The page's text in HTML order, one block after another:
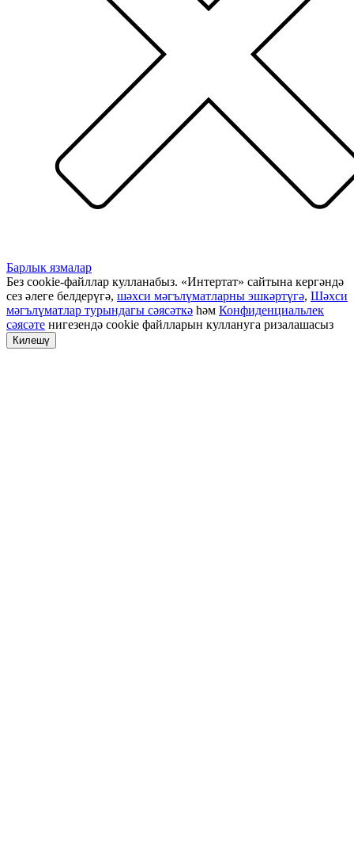
Барлык язмалар
Без cookie-файллар кулланабыз. «Интертат» сайтына кергәндә
сез әлеге белдерүгә, шәхси мәгълүматларны эшкәртүгә, Шәхси
мәгълүматлар турындагы сәясәткә һәм Конфиденциальлек
сәясәте нигезендә cookie файлларын куллануга ризалашасыз
Килешү